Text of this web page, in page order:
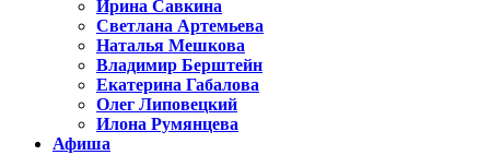
Ирина Савкина
Светлана Артемьева
Наталья Мешкова
Владимир Берштейн
Екатерина Габалова
Олег Липовецкий
Илона Румянцева
Афиша